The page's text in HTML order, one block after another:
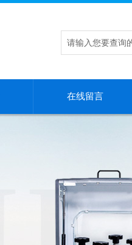
在线留言